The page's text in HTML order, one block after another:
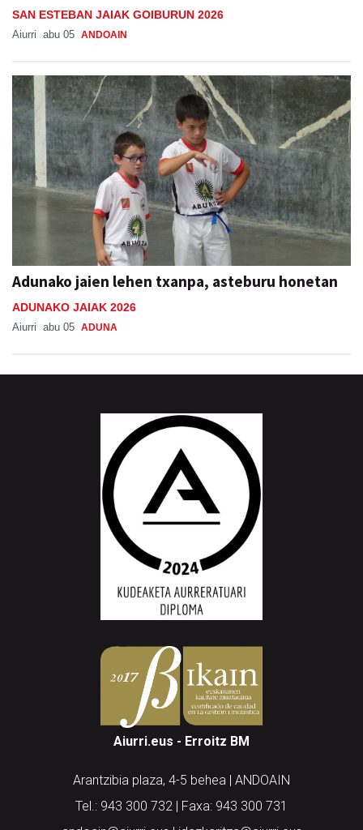
SAN ESTEBAN JAIAK GOIBURUN 2026
Aiurri abu 05 ANDOAIN
Adunako jaien lehen txanpa, asteburu honetan
ADUNAKO JAIAK 2026
Aiurri abu 05 ADUNA
Aiurri.eus - Erroitz BM
Arantzibia plaza, 4-5 behea | ANDOAIN
Tel.: 943 300 732 | Faxa: 943 300 731